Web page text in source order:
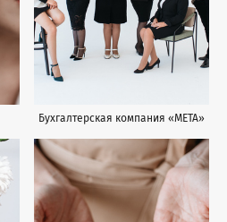
Бухгалтерская компания «МЕТА»